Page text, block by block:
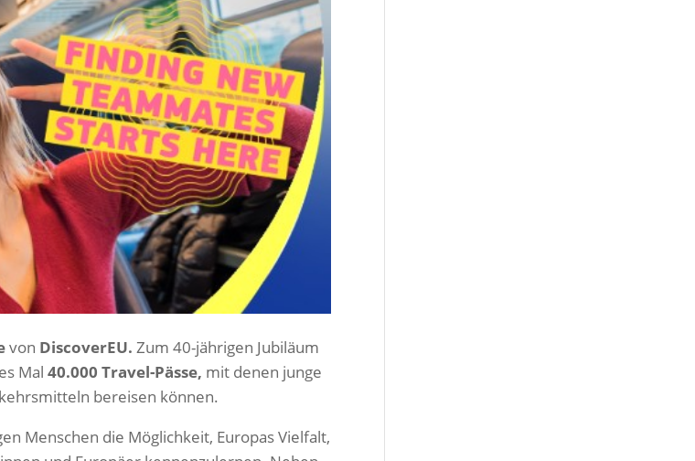
von DiscoverEU.Zum 40-jährigen Jubiläum
Mal40.000 Travel-Pässe, mit denen junge
bereisen können.
Menschen die Möglichkeit, Europas Vielfalt,